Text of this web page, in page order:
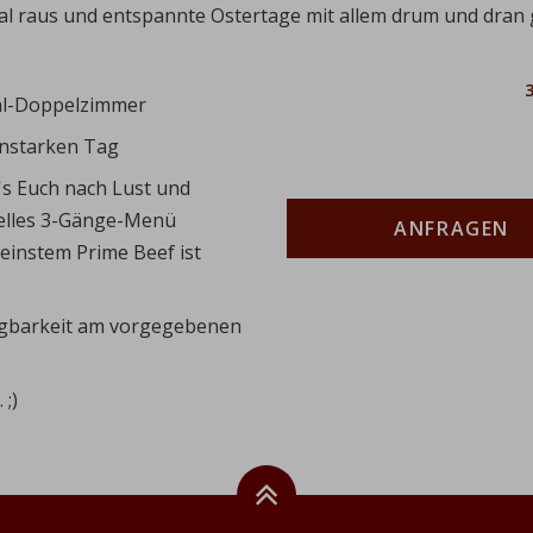
raus und entspannte Ostertage mit allem drum und dran
Doppelzimmer
Tag
Euch nach Lust und
3-Gänge-Menü
Prime Beef ist
am vorgegebenen
;)
ANFRAGEN